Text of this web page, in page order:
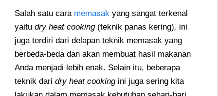
Salah satu cara memasak yang sangat terkenal
yaitu dry heat cooking (teknik panas kering), ini
juga terdiri dari delapan teknik memasak yang
berbeda-beda dan akan membuat hasil makanan
Anda menjadi lebih enak. Selain itu, beberapa
teknik dari dry heat cookingini juga sering kita